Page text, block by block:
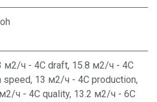
м2/ч - 4C draft, 15.8 м2/ч - 4C
speed, 13 м2/ч - 4C production,
ч - 4C quality, 13.2 м2/ч - 6C